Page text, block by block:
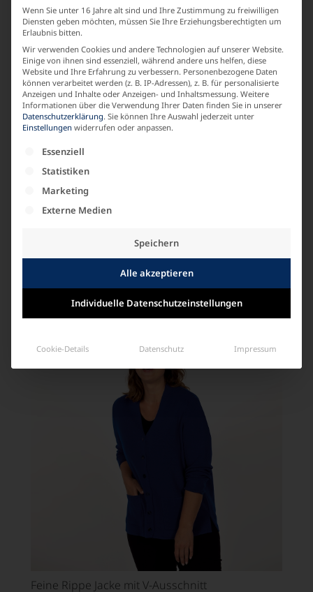
Winter
LABEL
KARIN GLASMACHER
MATERIALZUSAMMENSETZUNG
Strick Baumwolle
ARMLAENGE
Ähnliche Produkte
Feine Rippe Jacke mit V-Ausschnitt
Wenn Sie unter 16 Jahre alt sind und Ihre Zustimmung zu freiwilligen
Diensten geben möchten, müssen Sie Ihre Erziehungsberechtigten um
Erlaubnis bitten.
Wir verwenden Cookies und andere Technologien auf unserer Website.
Einige von ihnen sind essenziell, während andere uns helfen, diese
Website und Ihre Erfahrung zu verbessern. Personenbezogene Daten
können verarbeitet werden (z. B. IP-Adressen), z. B. für personalisierte
Anzeigen und Inhalte oder Anzeigen- und Inhaltsmessung. Weitere
Informationen über die Verwendung Ihrer Daten finden Sie in unserer
Datenschutzerklärung. Sie können Ihre Auswahl jederzeit unter
Einstellungen widerrufen oder anpassen.
Es folgt eine Liste der Service-Gruppen, für die
Essenziell
Statistiken
Marketing
Externe Medien
Speichern
Alle akzeptieren
Individuelle Datenschutzeinstellungen
Cookie-Details Datenschutz Impressum